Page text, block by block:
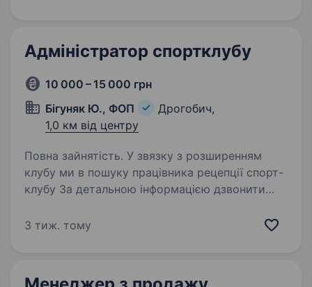
Адміністратор спортклубу
10 000 – 15 000 грн
Бігуняк Ю., ФОП
Дрогобич,
1,0 км від центру
Повна зайнятість. У звязку з розширенням
клубу ми в пошуку працівника рецепції спорт-
клубу За детальною інформацією дзвонити
це сучасний спортивний клуб, який надає
3 тиж. тому